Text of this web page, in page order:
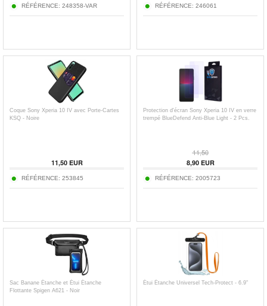
RÉFÉRENCE: 248358-VAR RÉFÉRENCE: 246061
Coque Sony Xperia 10 IV avec Porte-Cartes
KSQ - Noire
11,50EUR
RÉFÉRENCE: 253845
Protection d'écran Sony Xperia 10 IV en verre
trempé BlueDefend Anti-Blue Light - 2 Pcs.
11,50
8,90EUR
RÉFÉRENCE: 2005723
Sac Banane Étanche et Étui Étanche
Flottante Spigen A621 - Noir
Étui Étanche Universel Tech-Protect - 6.9"